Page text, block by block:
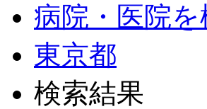
病院・医院を
東京都
検索結果